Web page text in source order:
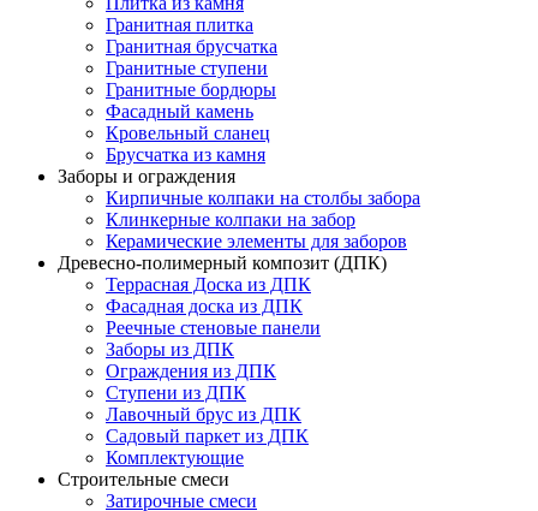
Гранитная плитка
Гранитная брусчатка
Гранитные ступени
Гранитные бордюры
Фасадный камень
Кровельный сланец
Брусчатка из камня
Заборы и ограждения
Кирпичные колпаки на столбы забора
Клинкерные колпаки на забор
Керамические элементы для заборов
Древесно-полимерный композит (ДПК)
Террасная Доска из ДПК
Фасадная доска из ДПК
Реечные стеновые панели
Заборы из ДПК
Ограждения из ДПК
Ступени из ДПК
Лавочный брус из ДПК
Садовый паркет из ДПК
Комплектующие
Строительные смеси
Затирочные смеси